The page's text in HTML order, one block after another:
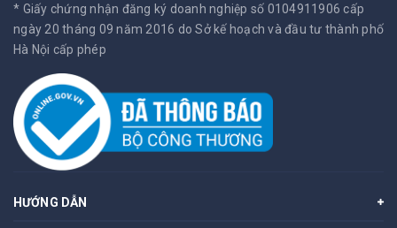
* Giấy chứng nhận đăng ký doanh nghiệp số 0104911906 cấp
ngày 20 tháng 09 năm 2016 do Sở kế hoạch và đầu tư thành phố
Hà Nội cấp phép
HƯỚNG DẪN